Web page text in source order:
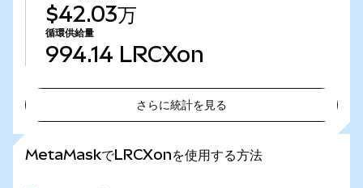
$42.03万
循環供給量
994.14 LRCXon
さらに統計を見る
MetaMaskでLRCXonを使用する方法